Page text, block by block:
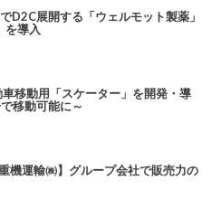
D2C展開する「ウェルモット製薬」
を導入
移動用「スケーター」を開発・導
移動可能に～
機運輸㈱】グループ会社で販売力の